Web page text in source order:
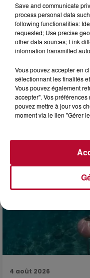
4 août 2026
FÊTE DE LA
4 août 2026
Save and communicate
process personal data
following functionalities:
requested; Use precise
other data sources; Link
information transmitted
Vous pouvez accepter en
sélectionnant les finalités
Vous pouvez également
accepter". Vos
pouvez mettre à jour vos
moment via le lien "Gérer